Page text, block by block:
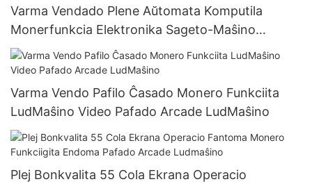
Varma Vendado Plene Aŭtomata Komputila
Monerfunkcia Elektronika Sageto-Maŝino
Superaj Moneroj Funkciataj Ludoj
Varma Vendo Pafilo Ĉasado Monero Funkciita
LudMaŝino Video Pafado Arcade LudMaŝino
Plej Bonkvalita 55 Cola Ekrana Operacio